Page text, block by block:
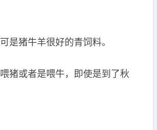
是猪牛羊很好的青饲料。
猪或者是喂牛，即使是到了秋